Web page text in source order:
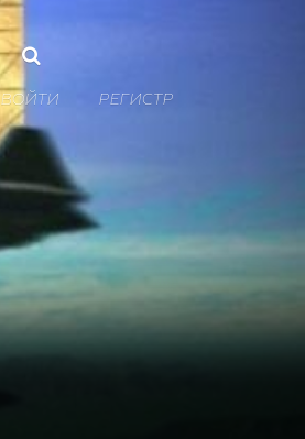
ВОЙТИ РЕГИСТР